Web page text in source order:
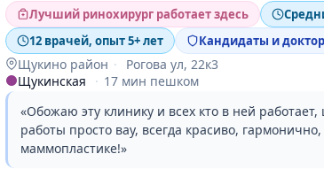
Лучший ринохирург работает здесь
12 врачей, опыт 5+ лет
Кандидаты и
Щукино район ·
Рогова ул, 22к3
Щукинская
· 17 мин пешком
«Обожаю эту клинику и всех кто в ней
работы просто вау, всегда красиво,
маммопластике!»